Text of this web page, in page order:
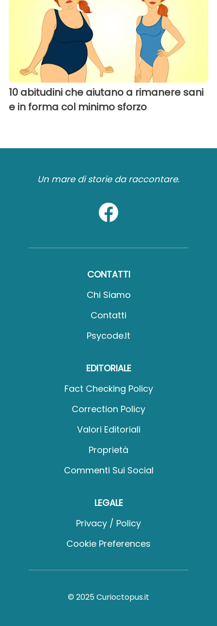
10 abitudini che aiutano a rimanere sani
e in forma col minimo sforzo
Un mare di storie da raccontare.
CONTATTI
Chi Siamo
Contatti
Psycode.it
EDITORIALE
Fact Checking Policy
Correction Policy
Valori Editoriali
Proprietà
Commenti Sui Social
LEGALE
Privacy / Policy
Cookie Preferences
© 2025 Curioctopus.it